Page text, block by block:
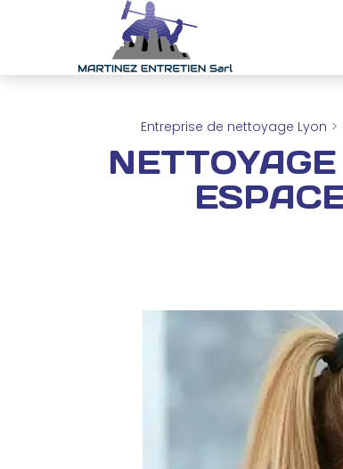
Entreprise de nettoyage Lyon
Panneau de gestion des cookies